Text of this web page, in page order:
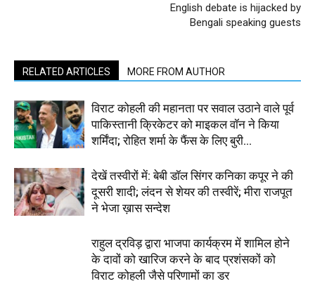
English debate is hijacked by
Bengali speaking guests
RELATED ARTICLES MORE FROM AUTHOR
विराट कोहली की महानता पर सवाल उठाने वाले पूर्व
पाकिस्तानी क्रिकेटर को माइकल वॉन ने किया
शर्मिंदा; रोहित शर्मा के फैंस के लिए बुरी...
देखें तस्वीरों में: बेबी डॉल सिंगर कनिका कपूर ने की
दूसरी शादी; लंदन से शेयर की तस्वीरें; मीरा राजपूत
ने भेजा ख़ास सन्देश
राहुल द्रविड़ द्वारा भाजपा कार्यक्रम में शामिल होने
के दावों को खारिज करने के बाद प्रशंसकों को
विराट कोहली जैसे परिणामों का डर